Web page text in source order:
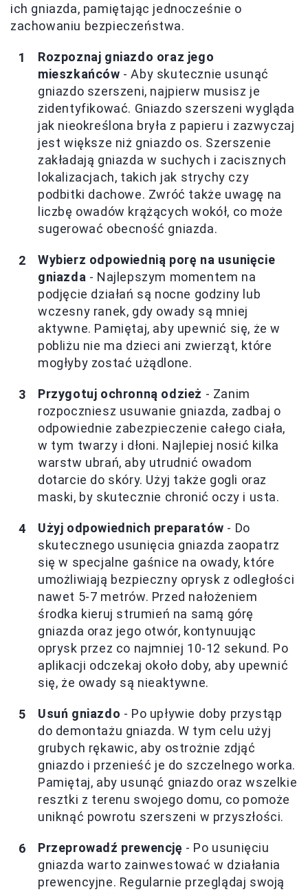
ich gniazda, pamiętając jednocześnie o
zachowaniu bezpieczeństwa.
Rozpoznaj gniazdo oraz jego
mieszkańców - Aby skutecznie usunąć
gniazdo szerszeni, najpierw musisz je
zidentyfikować. Gniazdo szerszeni wygląda
jak nieokreślona bryła z papieru i zazwyczaj
jest większe niż gniazdo os. Szerszenie
zakładają gniazda w suchych i zacisznych
lokalizacjach, takich jak strychy czy
podbitki dachowe. Zwróć także uwagę na
liczbę owadów krążących wokół, co może
sugerować obecność gniazda.
Wybierz odpowiednią porę na usunięcie
gniazda - Najlepszym momentem na
podjęcie działań są nocne godziny lub
wczesny ranek, gdy owady są mniej
aktywne. Pamiętaj, aby upewnić się, że w
pobliżu nie ma dzieci ani zwierząt, które
mogłyby zostać użądlone.
Przygotuj ochronną odzież - Zanim
rozpoczniesz usuwanie gniazda, zadbaj o
odpowiednie zabezpieczenie całego ciała,
w tym twarzy i dłoni. Najlepiej nosić kilka
warstw ubrań, aby utrudnić owadom
dotarcie do skóry. Użyj także gogli oraz
maski, by skutecznie chronić oczy i usta.
Użyj odpowiednich preparatów - Do
skutecznego usunięcia gniazda zaopatrz
się w specjalne gaśnice na owady, które
umożliwiają bezpieczny oprysk z odległości
nawet 5-7 metrów. Przed nałożeniem
środka kieruj strumień na samą górę
gniazda oraz jego otwór, kontynuując
oprysk przez co najmniej 10-12 sekund. Po
aplikacji odczekaj około doby, aby upewnić
się, że owady są nieaktywne.
Usuń gniazdo - Po upływie doby przystąp
do demontażu gniazda. W tym celu użyj
grubych rękawic, aby ostrożnie zdjąć
gniazdo i przenieść je do szczelnego worka.
Pamiętaj, aby usunąć gniazdo oraz wszelkie
resztki z terenu swojego domu, co pomoże
uniknąć powrotu szerszeni w przyszłości.
Przeprowadź prewencję - Po usunięciu
gniazda warto zainwestować w działania
prewencyjne. Regularnie przeglądaj swoją